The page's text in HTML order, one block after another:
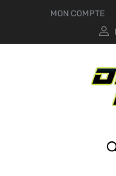
MON COMPTE